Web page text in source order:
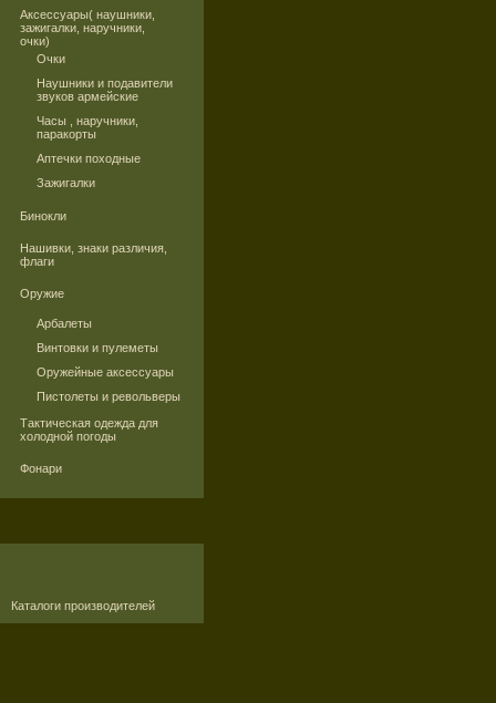
Аксессуары( наушники,
зажигалки, наручники,
очки)
Очки
Наушники и подавители
звуков армейские
Часы , наручники,
паракорты
Аптечки походные
Зажигалки
Бинокли
Нашивки, знаки различия,
флаги
Оружие
Арбалеты
Винтовки и пулеметы
Оружейные аксессуары
Пистолеты и револьверы
Тактическая одежда для
холодной погоды
Фонари
Каталоги производителей